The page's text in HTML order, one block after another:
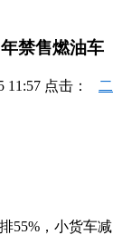
禁售燃油车
11:57 点击： 二
55%，小货车减